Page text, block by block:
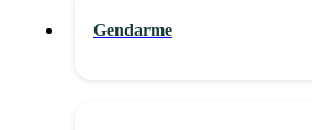
Gendarme